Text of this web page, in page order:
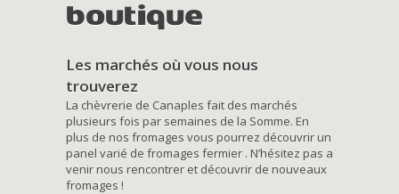
boutique
Les marchés où vous nous
trouverez
La chèvrerie de Canaples fait des marchés
plusieurs fois par semaines de la Somme. En
plus de nos fromages vous pourrez découvrir un
panel varié de fromages fermier . N’hésitez pas a
venir nous rencontrer et découvrir de nouveaux
fromages !